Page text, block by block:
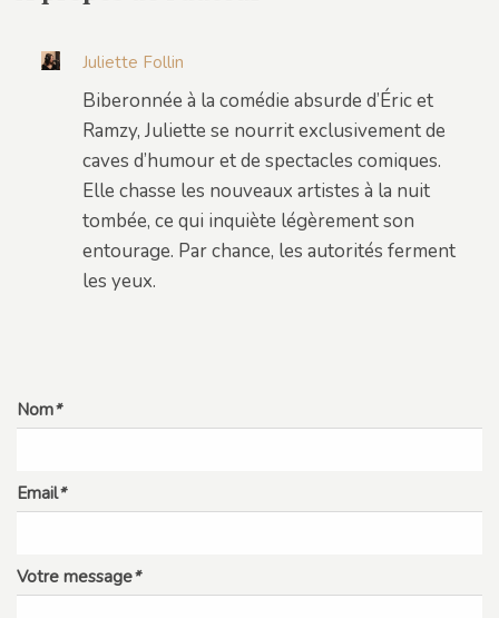
Juliette Follin
Biberonnée à la comédie absurde d’Éric et
Ramzy, Juliette se nourrit exclusivement de
caves d’humour et de spectacles comiques.
Elle chasse les nouveaux artistes à la nuit
tombée, ce qui inquiète légèrement son
entourage. Par chance, les autorités ferment
les yeux.
Nom*
Email*
Votre message*